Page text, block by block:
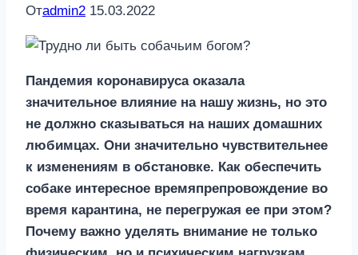
Отadmin2 15.03.2022
Пандемия коронавируса оказала
значительное влияние на нашу жизнь, но это
не должно сказываться на наших домашних
любимцах. Они значительно чувствительнее
к изменениям в обстановке. Как обеспечить
собаке интересное времяпрепровождение во
время карантина, не перегружая ее при этом?
Почему важно уделять внимание не только